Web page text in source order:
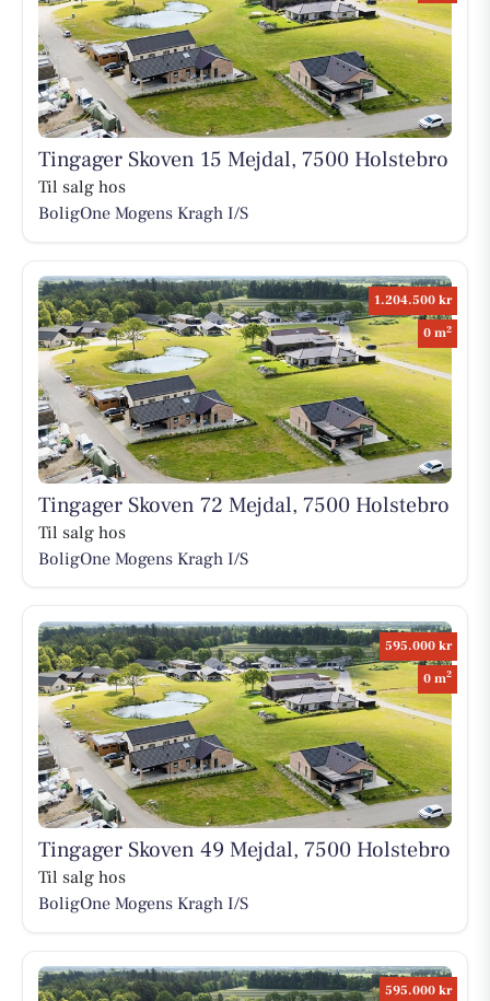
Tingager Skoven 15 Mejdal, 7500 Holstebro
Til salg hos
BoligOne Mogens Kragh I/S
1.204.500 kr
0 m2
Tingager Skoven 72 Mejdal, 7500 Holstebro
Til salg hos
BoligOne Mogens Kragh I/S
595.000 kr
0 m2
Tingager Skoven 49 Mejdal, 7500 Holstebro
Til salg hos
BoligOne Mogens Kragh I/S
595.000 kr